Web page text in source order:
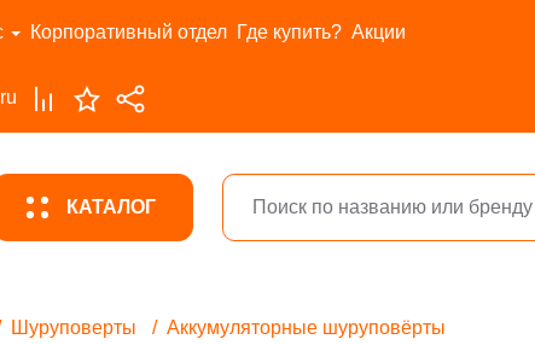
Корпоративный отдел Где купить? Акции
КАТАЛОГ
Шуруповерты
Аккумуляторные шуруповёрты